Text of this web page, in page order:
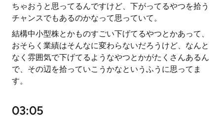
ちゃおうと思ってるんですけど、下がってるやつを拾う
チャンスでもあるのかなって思っていて。
結構中小型株とかものすごい下げてるやつとかあって、
おそらく業績はそんなに変わらないだろうけど、なんと
なく雰囲気で下げてるようなやつとかがたくさんあるん
で、その辺を拾っていこうかなというふうに思ってま
す。
03:05